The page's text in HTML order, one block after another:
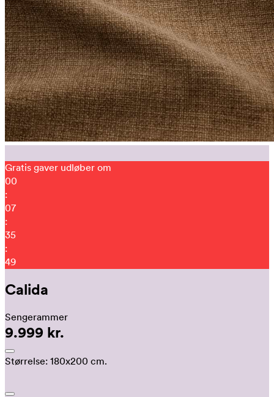
Gratis gaver udløber om
00
:
07
:
35
:
40
Calida
Sengerammer
9.999 kr.
Størrelse: 180x200 cm.